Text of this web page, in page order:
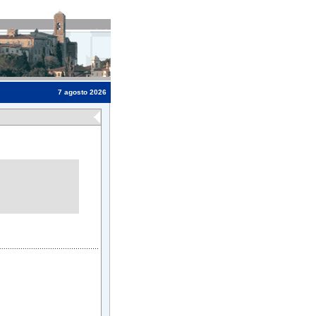
7 agosto 2026